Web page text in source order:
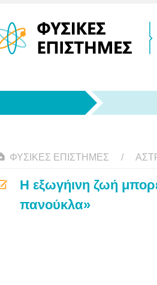
ΦΥΣΙΚΈΣ ΕΠΙΣΤΉΜΕΣ
Η εξωγήινη ζωή
πανούκλα»